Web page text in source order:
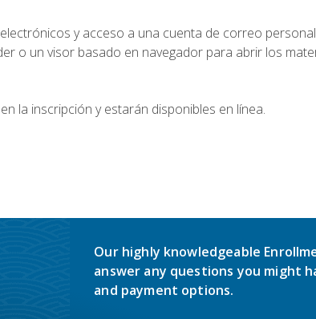
y acceso a una cuenta de correo
o un visor basado en navegador para abrir los
la inscripción y estarán disponibles en línea.
Our highly knowledgeable
answer any questions you might
and payment options.